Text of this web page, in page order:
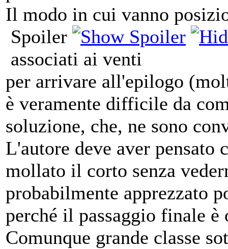
Il modo in cui vanno
Spoiler
associati ai venti
per arrivare all'epilogo
è veramente difficile da
soluzione, che, ne sono
L'autore deve aver pensato
mollato il corto senza
probabilmente apprezzato
perché il passaggio finale è
Comunque grande classe